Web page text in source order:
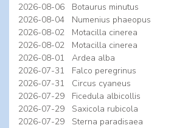
2026-08-06
Botaurus minutus
2026-08-04
Numenius phaeopus
2026-08-02
Motacilla cinerea
2026-08-02
Motacilla cinerea
2026-08-01
Ardea alba
2026-07-31
Falco peregrinus
2026-07-31
Circus cyaneus
2026-07-29
Ficedula albicollis
2026-07-29
Saxicola rubicola
2026-07-29
Sterna paradisaea